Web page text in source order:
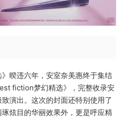
暌违六年，安室奈美惠终于集结
fiction梦幻精选》，完整收录安
演出。这次的封面还特别使用了
炫目的华丽效果外，更是呼应精